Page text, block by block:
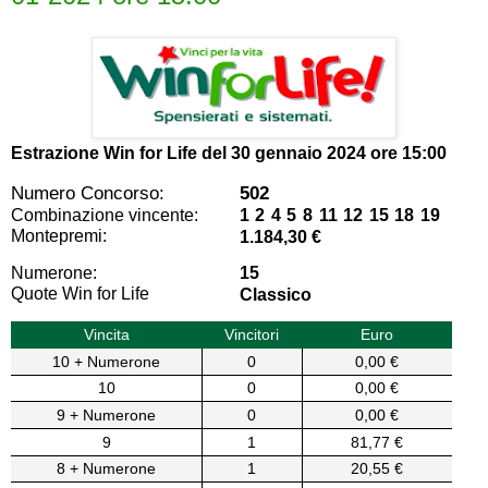
Estrazione Win for Life del 30 gennaio 2024 ore 15:00
Numero Concorso: 502
Combinazione vincente:
1 2 4 5 8 11 12 15 18 19
Montepremi:
1.184,30 €
Numerone:
15
Quote Win for Life
Classico
Vincita Vincitori
Euro
10 + Numerone
0
0,00 €
10
0
0,00 €
9 + Numerone
0
0,00 €
9
1
81,77 €
8 + Numerone
1
20,55 €